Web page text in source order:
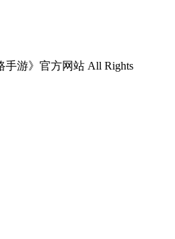
手游》官方网站 All Rights